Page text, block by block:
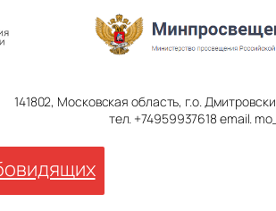
141802, Московская область, г.о.
тел. +74959937618 email.